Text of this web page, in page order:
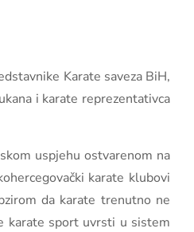
Karate saveza BiH,
i karate reprezentativca
uspjehu ostvarenom na
karate klubovi
da karate trenutno ne
karate sport uvrsti u sistem